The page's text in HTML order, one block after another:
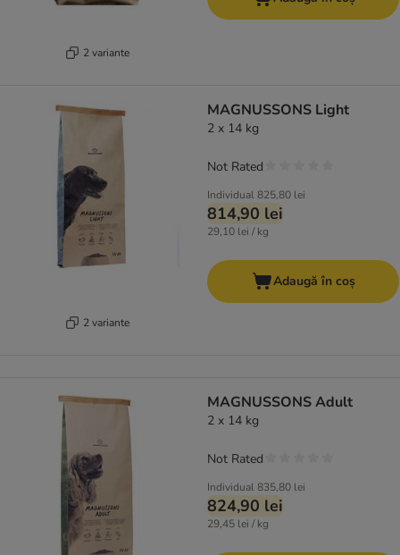
2 variante
2 variante
MAGNUSSONS Light
2 x 14 kg
Individual825,80 lei
814,90 lei
29,10 lei / kg
Not Rated
Adaugă în coș
MAGNUSSONS Adult
2 x 14 kg
Individual835,80 lei
824,90 lei
29,45 lei / kg
Not Rated